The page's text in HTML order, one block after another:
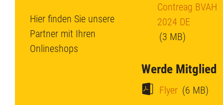
Hier finden Sie unsere
Partner mit Ihren
Onlineshops
Contreag BVAH
2024 DE
(3 MB)
Werde Mitglied
Flyer (6 MB)